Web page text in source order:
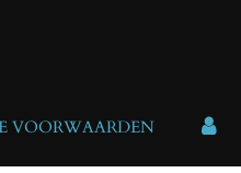
VOORWAARDEN